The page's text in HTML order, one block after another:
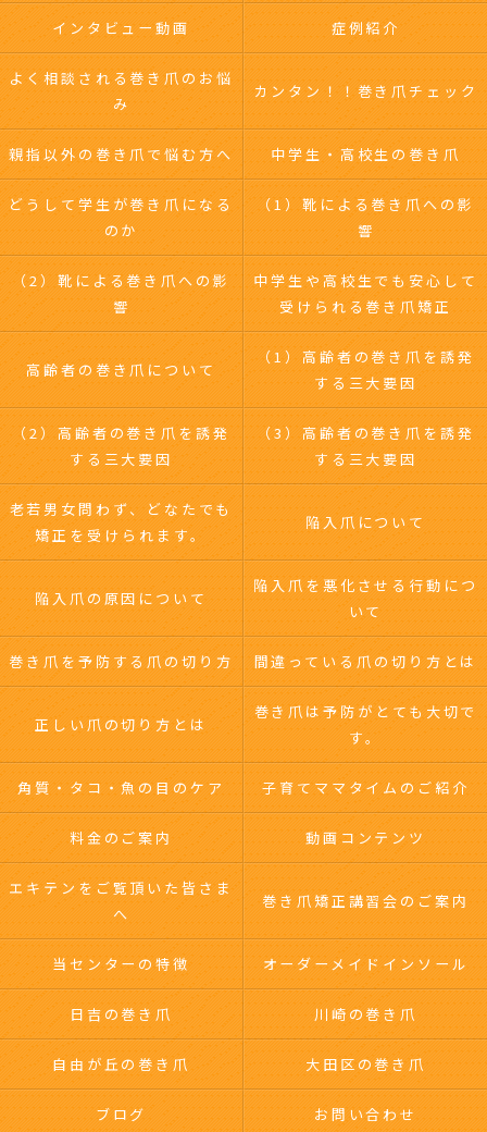
インタビュー動画 症例紹介
よく相談される巻き爪のお悩
み
カンタン！！巻き爪チェック
親指以外の巻き爪で悩む方へ 中学生・高校生の巻き爪
どうして学生が巻き爪になる
のか
（1）靴による巻き爪への影
響
（2）靴による巻き爪への影
響
中学生や高校生でも安心して
受けられる巻き爪矯正
高齢者の巻き爪について
（1）高齢者の巻き爪を誘発
する三大要因
（2）高齢者の巻き爪を誘発
する三大要因
（3）高齢者の巻き爪を誘発
する三大要因
老若男女問わず、どなたでも
矯正を受けられます。
陥入爪について
陥入爪の原因について
陥入爪を悪化させる行動につ
いて
巻き爪を予防する爪の切り方 間違っている爪の切り方とは
正しい爪の切り方とは
巻き爪は予防がとても大切で
す。
角質・タコ・魚の目のケア 子育てママタイムのご紹介
料金のご案内 動画コンテンツ
エキテンをご覧頂いた皆さま
へ
巻き爪矯正講習会のご案内
当センターの特徴 オーダーメイドインソール
日吉の巻き爪 川崎の巻き爪
自由が丘の巻き爪 大田区の巻き爪
ブログ お問い合わせ